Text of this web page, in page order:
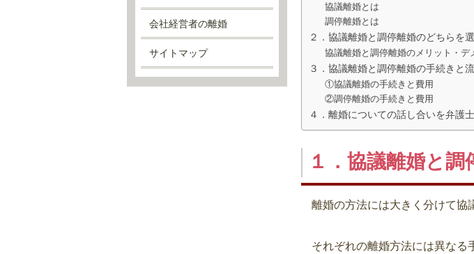
協議離婚とは
調停離婚とは
２．協議離婚と調停離婚のどちらを
協議離婚と調停離婚のメリット・デ
３．協議離婚と調停離婚の手続きと
①協議離婚の手続きと費用
②調停離婚の手続きと費用
４．離婚についての話し合いを弁護
１．協議離婚と調
離婚の方法には大きく分けて協
それぞれの離婚方法には異なる
会社経営者の離婚
サイトマップ